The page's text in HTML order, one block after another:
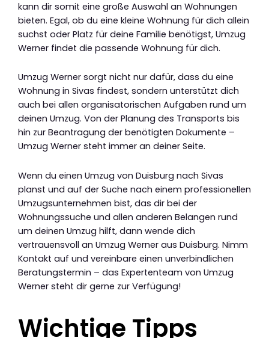
kann dir somit eine große Auswahl an Wohnungen
bieten. Egal, ob du eine kleine Wohnung für dich allein
suchst oder Platz für deine Familie benötigst, Umzug
Werner findet die passende Wohnung für dich.
Umzug Werner sorgt nicht nur dafür, dass du eine
Wohnung in Sivas findest, sondern unterstützt dich
auch bei allen organisatorischen Aufgaben rund um
deinen Umzug. Von der Planung des Transports bis
hin zur Beantragung der benötigten Dokumente –
Umzug Werner steht immer an deiner Seite.
Wenn du einen Umzug von Duisburg nach Sivas
planst und auf der Suche nach einem professionellen
Umzugsunternehmen bist, das dir bei der
Wohnungssuche und allen anderen Belangen rund
um deinen Umzug hilft, dann wende dich
vertrauensvoll an Umzug Werner aus Duisburg. Nimm
Kontakt auf und vereinbare einen unverbindlichen
Beratungstermin – das Expertenteam von Umzug
Werner steht dir gerne zur Verfügung!
Wichtige Tipps